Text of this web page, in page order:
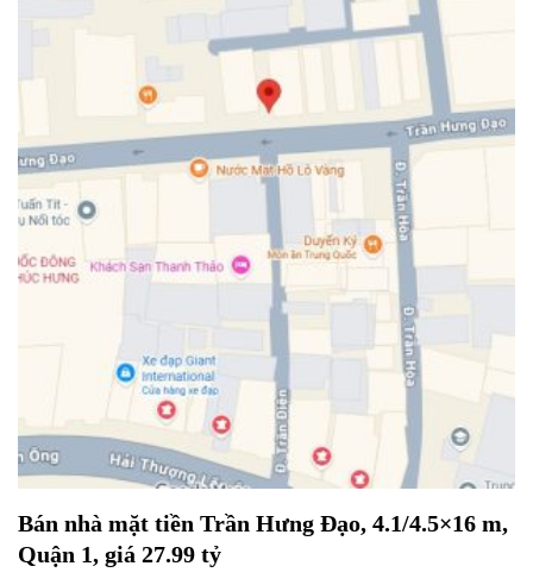
Bán nhà mặt tiền Trần Hưng Đạo, 4.1/4.5×16 m,
Quận 1, giá 27.99 tỷ